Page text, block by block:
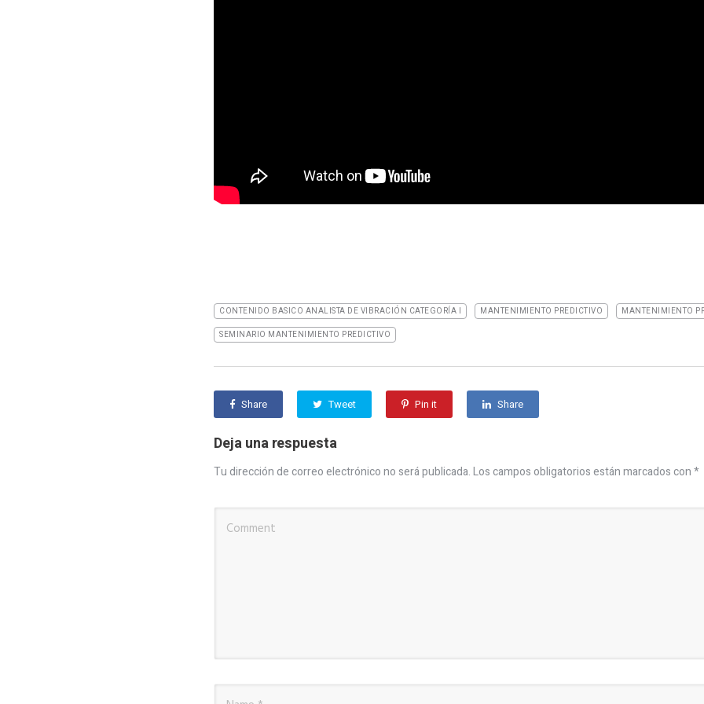
CONTENIDO BASICO ANALISTA DE VIBRACIÓN CATEGORÍA I MANTENIMIENTO PREDICTIVO MANTENIMIENTO
SEMINARIO MANTENIMIENTO PREDICTIVO
Share Tweet Pin it Share
Deja una respuesta
Tu dirección de correo electrónico no será publicada.Los campos obligatorios están marcados con*